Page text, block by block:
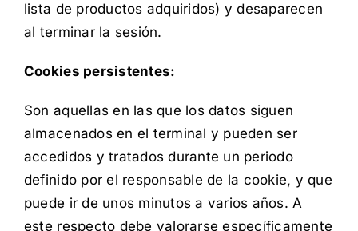
lista de productos adquiridos) y desaparecen
al terminar la sesión.
Cookies persistentes:
Son aquellas en las que los datos siguen
almacenados en el terminal y pueden ser
accedidos y tratados durante un periodo
definido por el responsable de la cookie, y que
puede ir de unos minutos a varios años. A
este respecto debe valorarse específicamente